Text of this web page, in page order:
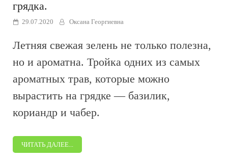
грядка.
29.07.2020 Оксана Георгиевна
Летняя свежая зелень не только полезна,
но и ароматна. Тройка одних из самых
ароматных трав, которые можно
вырастить на грядке — базилик,
кориандр и чабер.
ЧИТАТЬ ДАЛЕЕ...